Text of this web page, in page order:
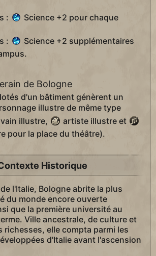
:
Science +2 pour chaque
:
Science +2 supplémentaires
de Bologne
d'un bâtiment génèrent un
illustre de même type
illustre,
artiste illustre et
pour la place du théâtre).
Historique
l'Italie, Bologne abrite la plus
du monde encore ouverte
que la première université au
Ville ancestrale, de culture et
richesses, elle compta parmi les
d'Italie avant l'ascension